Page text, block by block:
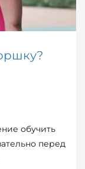
обучить
перед